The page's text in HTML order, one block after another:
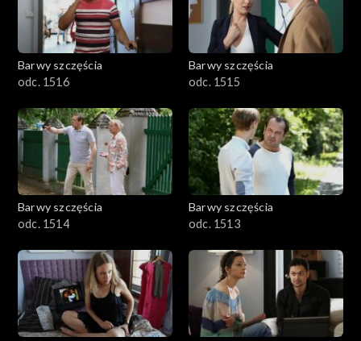
Barwy szczęścia
odc. 1516
Barwy szczęścia
odc. 1515
Barwy szczęścia
odc. 1514
Barwy szczęścia
odc. 1513